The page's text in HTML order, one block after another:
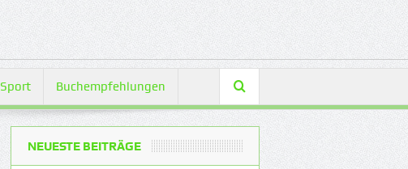
Sport Buchempfehlungen
NEUESTE BEITRÄGE